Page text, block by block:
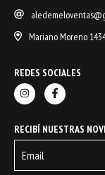
Mariano Moreno
REDES SOCIALES
RECIBÍ NUESTRAS